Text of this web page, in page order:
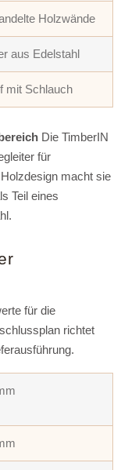
Holzwände
aus Edelstahl
mit Schlauch
Die TimberIN
für
macht sie
Teil eines
für die
richtet